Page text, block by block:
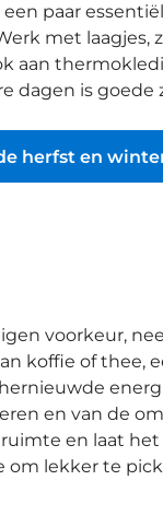
paar
met
aan
dagen is
herfst en
voorkeur,
koffie of thee,
en van de
en laat
om lekker te